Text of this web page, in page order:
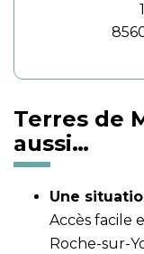
Terres de
aussi…
Une
Accès facile
Roche-sur-